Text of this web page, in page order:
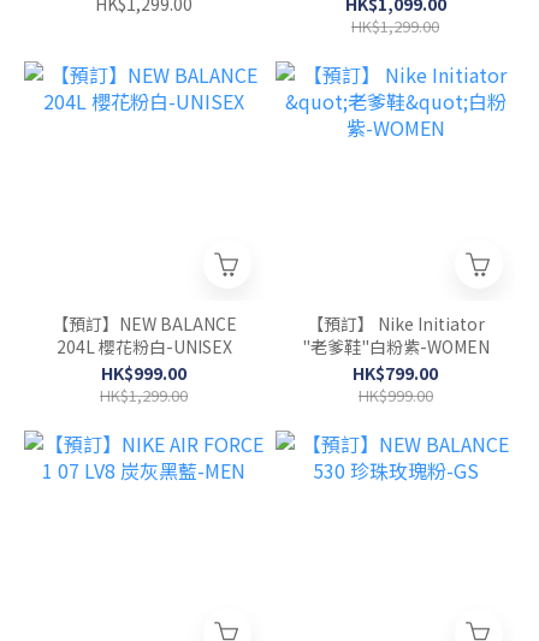
HK$1,299.00
【預訂】NEW BALANCE
204L 櫻花粉白-UNISEX
HK$999.00
HK$1,299.00
【預訂】 Nike Initiator
"老爹鞋"白粉紫-WOMEN
HK$799.00
HK$999.00